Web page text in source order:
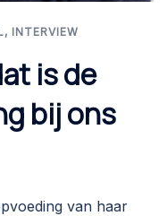
, INTERVIEW
is de
bij ons
van haar